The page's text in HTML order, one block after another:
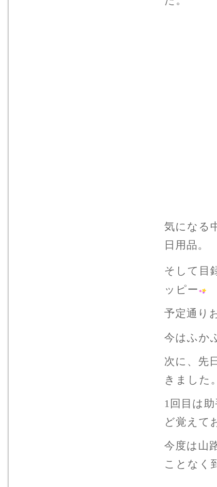
気になる
日用品。
そして目
ッピー
予定通り
今はふか
次に、先
きました
1回目は
ど覚えて
今度は山
ことなく